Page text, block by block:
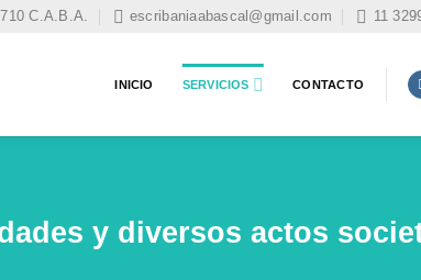
C.A.B.A. escribaniaabascal@gmail.com 11
INICIO SERVICIOS CONTACTO
y diversos actos